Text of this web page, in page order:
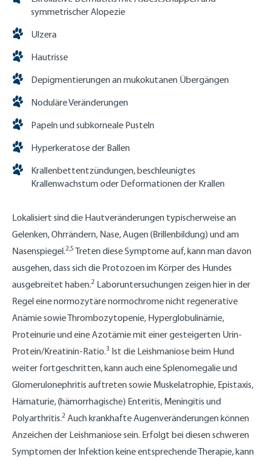
symmetrischer Alopezie
Ulzera
Hautrisse
Depigmentierungen an mukokutanen Übergängen
Noduläre Veränderungen
Papeln und subkorneale Pusteln
Hyperkeratose der Ballen
Krallenbettentzündungen, beschleunigtes
Krallenwachstum oder Deformationen der Krallen
Lokalisiert sind die Hautveränderungen typischerweise an
Gelenken, Ohrrändern, Nase, Augen (Brillenbildung) und am
Nasenspiegel.2,5 Treten diese Symptome auf, kann man davon
ausgehen, dass sich die Protozoen im Körper des Hundes
ausgebreitet haben.2 Laboruntersuchungen zeigen hier in der
Regel eine normozytäre normochrome nicht regenerative
Anämie sowie Thrombozytopenie, Hyperglobulinämie,
Proteinurie und eine Azotämie mit einer gesteigerten Urin-
Protein/Kreatinin-Ratio.3 Ist die Leishmaniose beim Hund
weiter fortgeschritten, kann auch eine Splenomegalie und
Glomerulonephritis auftreten sowie Muskelatrophie, Epistaxis,
Hämaturie, (hämorrhagische) Enteritis, Meningitis und
Polyarthritis.2 Auch krankhafte Augenveränderungen können
Anzeichen der Leishmaniose sein. Erfolgt bei diesen schweren
Symptomen der Infektion keine entsprechende Therapie, kann